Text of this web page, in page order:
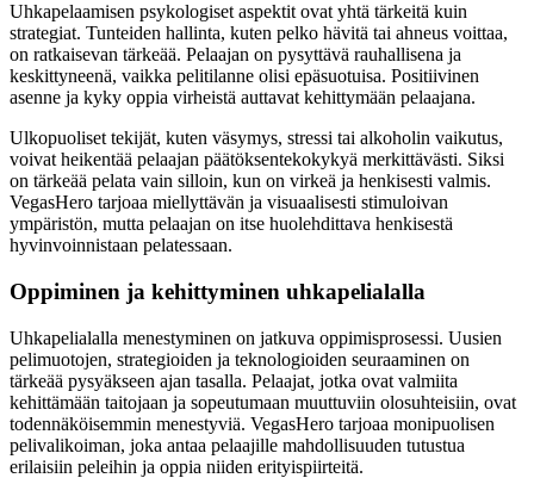
Uhkapelaamisen psykologiset aspektit ovat yhtä tärkeitä kuin
strategiat. Tunteiden hallinta, kuten pelko hävitä tai ahneus voittaa,
on ratkaisevan tärkeää. Pelaajan on pysyttävä rauhallisena ja
keskittyneenä, vaikka pelitilanne olisi epäsuotuisa. Positiivinen
asenne ja kyky oppia virheistä auttavat kehittymään pelaajana.
Ulkopuoliset tekijät, kuten väsymys, stressi tai alkoholin vaikutus,
voivat heikentää pelaajan päätöksentekokykyä merkittävästi. Siksi
on tärkeää pelata vain silloin, kun on virkeä ja henkisesti valmis.
VegasHero tarjoaa miellyttävän ja visuaalisesti stimuloivan
ympäristön, mutta pelaajan on itse huolehdittava henkisestä
hyvinvoinnistaan pelatessaan.
Oppiminen ja kehittyminen uhkapelialalla
Uhkapelialalla menestyminen on jatkuva oppimisprosessi. Uusien
pelimuotojen, strategioiden ja teknologioiden seuraaminen on
tärkeää pysyäkseen ajan tasalla. Pelaajat, jotka ovat valmiita
kehittämään taitojaan ja sopeutumaan muuttuviin olosuhteisiin, ovat
todennäköisemmin menestyviä. VegasHero tarjoaa monipuolisen
pelivalikoiman, joka antaa pelaajille mahdollisuuden tutustua
erilaisiin peleihin ja oppia niiden erityispiirteitä.